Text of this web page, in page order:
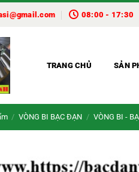
08:00 - 17:30
TRANG CHỦ SẢN
/ VÒNG BI BẠC ĐẠN / VÒNG BI -